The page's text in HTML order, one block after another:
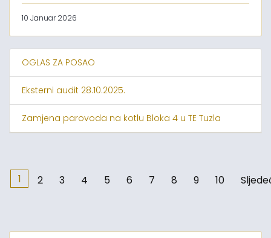
10 Januar 2026
OGLAS ZA POSAO
Eksterni audit 28.10.2025.
Zamjena parovoda na kotlu Bloka 4 u TE Tuzla
1 2 3 4 5 6 7 8 9 10